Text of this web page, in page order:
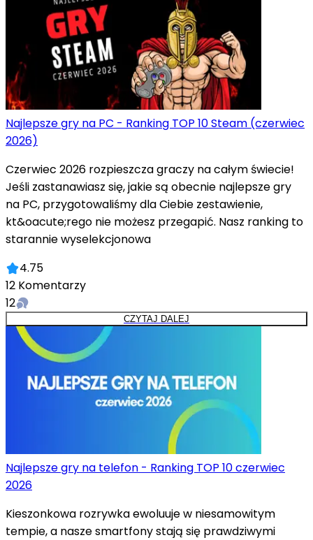
Najlepsze gry na PC - Ranking TOP 10 Steam (czerwiec
2026)
Czerwiec 2026 rozpieszcza graczy na całym świecie!
Jeśli zastanawiasz się, jakie są obecnie najlepsze gry
na PC, przygotowaliśmy dla Ciebie zestawienie,
kt&oacute;rego nie możesz przegapić. Nasz ranking to
starannie wyselekcjonowa
4.75
12 Komentarzy
12
CZYTAJ DALEJ
Najlepsze gry na telefon - Ranking TOP 10 czerwiec
2026
Kieszonkowa rozrywka ewoluuje w niesamowitym
tempie, a nasze smartfony stają się prawdziwymi